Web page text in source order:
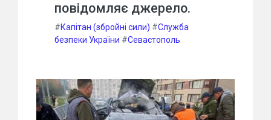
повідомляє джерело.
#Капітан (збройні сили) #Служба
безпеки України #Севастополь